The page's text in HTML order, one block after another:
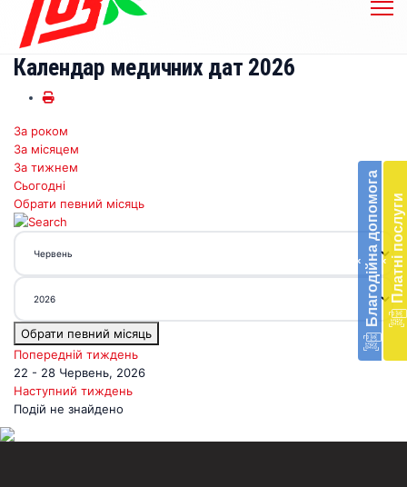
‹ Благодійна допомогав
‹ Платні послуги
Календар медичних дат 2026
За роком
За місяцем
За тижнем
Сьогодні
Обрати певний місяць
Обрати певний місяць
Попередній тиждень
22 - 28 Червень, 2026
Наступний тиждень
Подій не знайдено